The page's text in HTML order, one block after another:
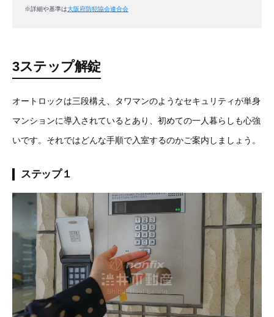
※詳細や基準は大阪府防犯協会連合会
3ステップ解錠
オートロックは三段構え、タワマンのようなセキュリティが単身
マンションに導入されているとあり、初めての一人暮らしも心強
いです。それではどんな手順で入室するのかご案内しましょう。
ステップ１